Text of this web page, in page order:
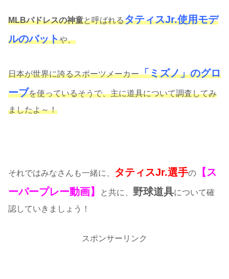
MLBパドレスの神童と呼ばれるタティスJr.使用モデ
ルのバットや、
日本が世界に誇るスポーツメーカー「ミズノ」のグロ
ーブを使っているそうで、主に道具について調査してみ
ましたよ～！
それではみなさんも一緒に、 タティスJr.選手の
【ス
ーパープレー動画】
と共に、 野球道具について確
認していきましょう！
スポンサーリンク